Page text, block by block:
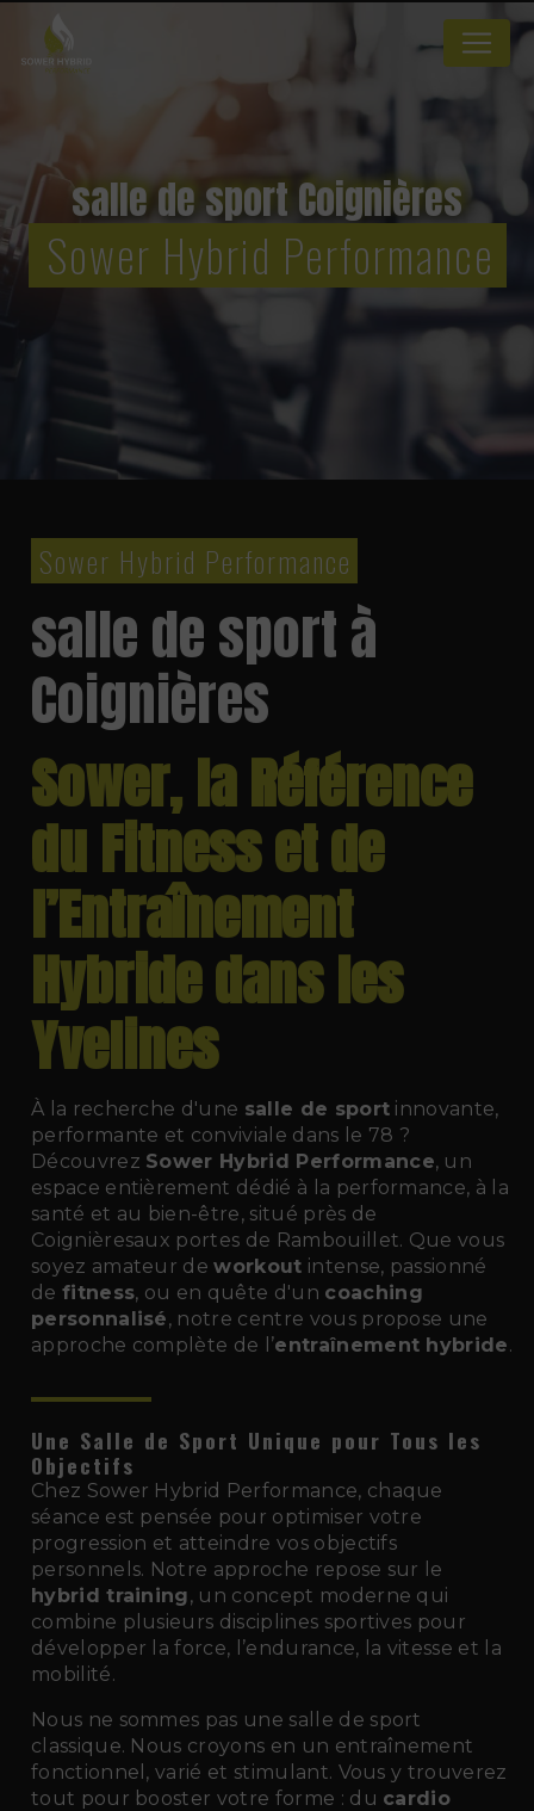
salle de sport Coignières
Sower Hybrid Performance
Sower Hybrid Performance
salle de sport à
Coignières
Sower, la Référence
du Fitness et de
l’Entraînement
Hybride dans les
Yvelines
À la recherche d'une salle de sport innovante,
performante et conviviale dans le 78 ?
Découvrez Sower Hybrid Performance, un
espace entièrement dédié à la performance, à la
santé et au bien-être, situé près de
Coignièresaux portes de Rambouillet. Que vous
soyez amateur deworkout intense, passionné
de fitness, ou en quête d'un coaching
personnalisé, notre centre vous propose une
approche complète de l’entraînement hybride.
Une Salle de Sport Unique pour Tous les
Objectifs
Chez Sower Hybrid Performance, chaque
séance est pensée pour optimiser votre
progression et atteindre vos objectifs
personnels. Notre approche repose sur le
hybrid training, un concept moderne qui
combine plusieurs disciplines sportives pour
développer la force, l’endurance, la vitesse et la
mobilité.
Nous ne sommes pas une salle de sport
classique. Nous croyons en un entraînement
fonctionnel, varié et stimulant. Vous y trouverez
tout pour booster votre forme : du cardio